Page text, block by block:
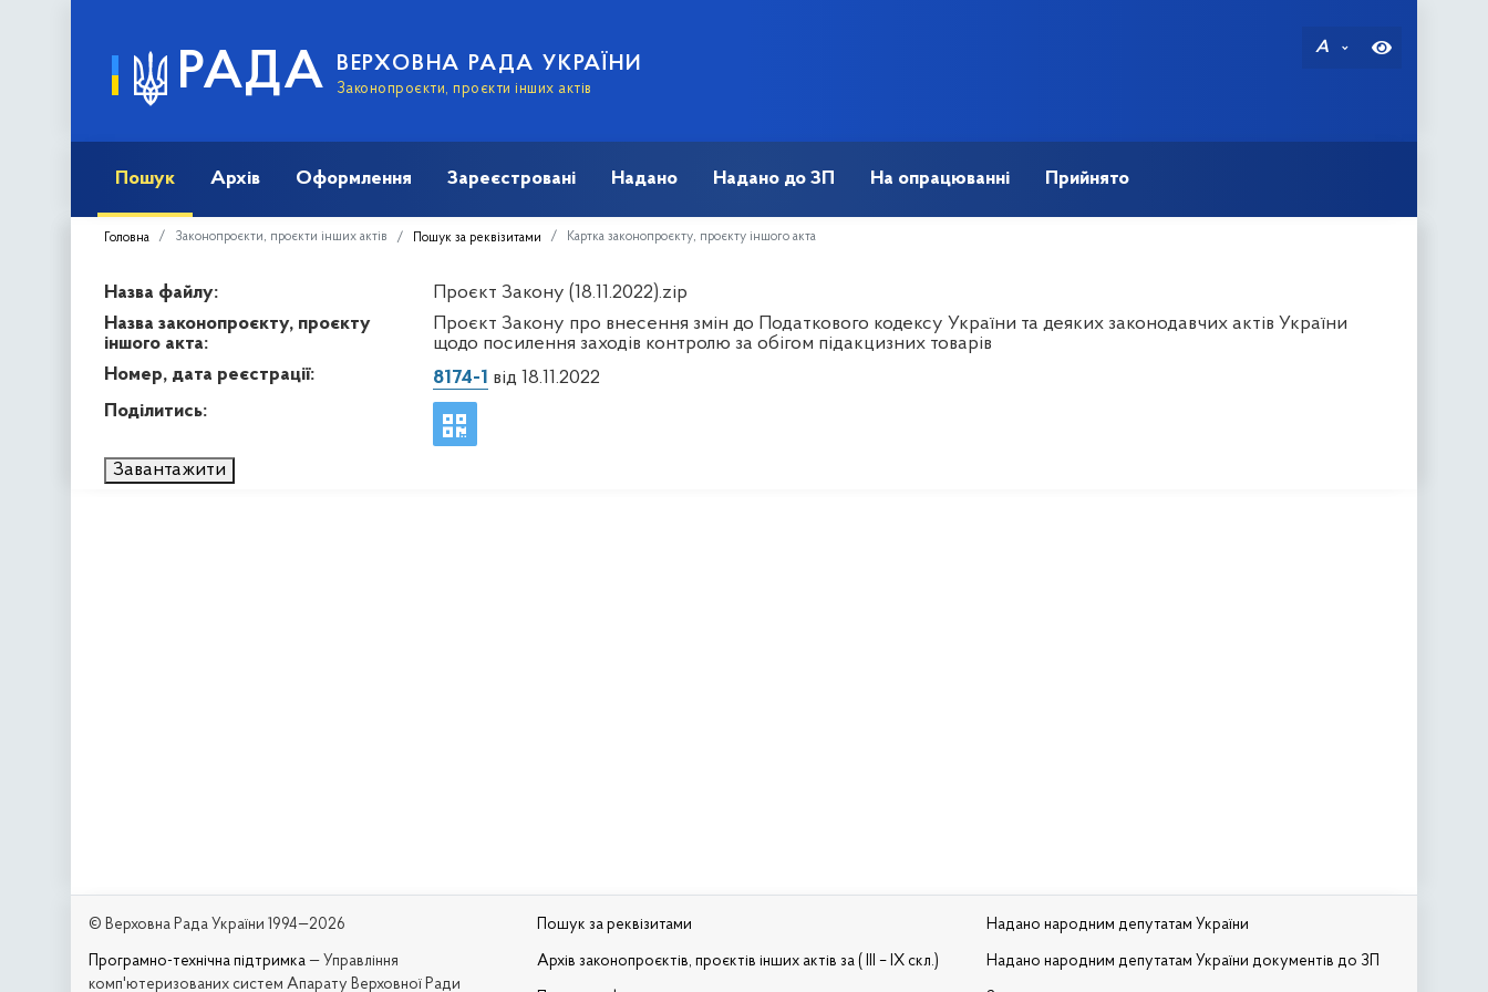
РАДА ВЕРХОВНА РАДА УКРАЇНИ
Законопроєкти, проєкти інших актів
A
Пошук Архів Оформлення Зареєстровані Надано Надано до ЗП На опрацюванні Прийнято
Головна Законопроєкти, проєкти інших актів Пошук за реквізитами Картка законопроєкту, проєкту іншого акта
Назва файлу:
Проєкт Закону (18.11.2022).zip
Назва законопроєкту, проєкту
іншого акта:
Проєкт Закону про внесення змін до Податкового кодексу України та деяких законодавчих актів України
щодо посилення заходів контролю за обігом підакцизних товарів
Номер, дата реєстрації:
8174-1 від 18.11.2022
Поділитись:
Завантажити
© Верховна Рада України 1994—2026
Програмно-технічна підтримка — Управління
комп'ютеризованих систем Апарату Верховної Ради
Пошук за реквізитами
Архів законопроєктів, проєктів інших актів за ( III – IX скл.)
Надано народним депутатам України
Надано народним депутатам України документів до ЗП